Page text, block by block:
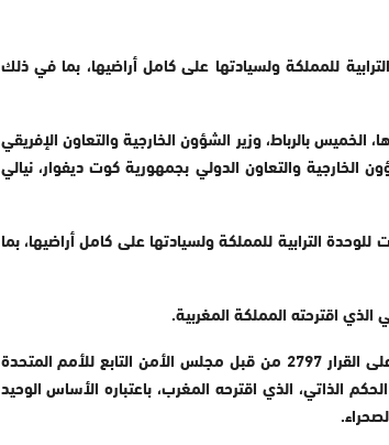
للمملكة ولسيادتها على كامل أراضيها، بما في ذلك
بالرباط، وزير الشؤون الخارجية والتعاون الإفريقي
الخارجية والتعاون الدولي بجمهورية كوت ديفوار، نيالي
الترابية للمملكة ولسيادتها على كامل أراضيها، بما
اقترحته المملكة المغربية.
وفي السياق ذاته، أشادت جمهورية كوت ديفوار بالمصادقة التاريخية على القرار 2797 من قبل مجلس الأمن التابع للأمم المتحدة
الحكم الذاتي، الذي اقترحه المغرب، باعتباره الأساس الوحيد